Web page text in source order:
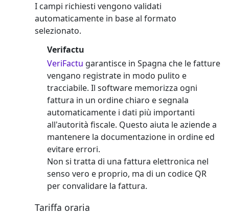
I campi richiesti vengono validati
automaticamente in base al formato
selezionato.
Verifactu
VeriFactu garantisce in Spagna che le fatture
vengano registrate in modo pulito e
tracciabile. Il software memorizza ogni
fattura in un ordine chiaro e segnala
automaticamente i dati più importanti
all'autorità fiscale. Questo aiuta le aziende a
mantenere la documentazione in ordine ed
evitare errori.
Non si tratta di una fattura elettronica nel
senso vero e proprio, ma di un codice QR
per convalidare la fattura.
Tariffa oraria